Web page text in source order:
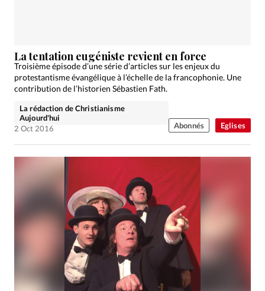
Eglises
La tentation eugéniste revient en force
Troisième épisode d’une série d’articles sur les enjeux du
protestantisme évangélique à l’échelle de la francophonie. Une
contribution de l’historien Sébastien Fath.
La rédaction de Christianisme
Aujourd'hui
2 Oct 2016
Abonnés